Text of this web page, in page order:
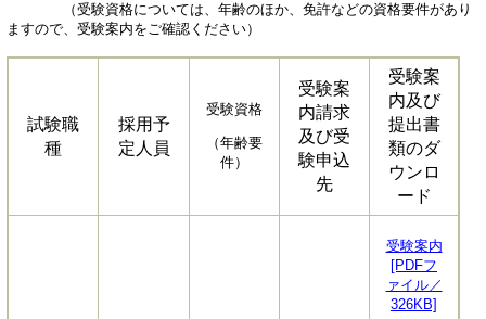
（受験資格については、年齢のほか、免許などの資格要件があり
ますので、受験案内をご確認ください）
試験職
種
採用予
定人員
受験資格
（年齢要
件）
受験案
内請求
及び受
験申込
先
受験案
内及び
提出書
類のダ
ウンロ
ード
受験案内
[PDFフ
ァイル／
326KB]